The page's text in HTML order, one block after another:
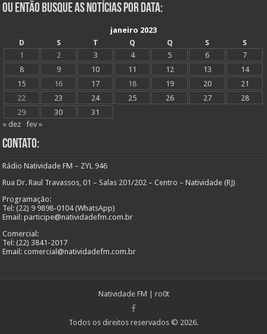
Ou Então Busque as Notícias Por Data:
janeiro 2023
D
S T Q Q S
S
1
2 3 4 5 6
7
8
9 10 11 12 13
14
15
16 17 18 19 20
21
22
23 24 25 26 27
28
29
30
31
« dez
fev »
Contato:
Rádio Natividade FM – ZYL 946
Rua Dr. Raul Travassos, 01 – Salas 201/202 – Centro – Natividade (RJ)
Programação:
Tel: (22) 9 9898-0104 (WhatsApp)
Email: participe@natividadefm.com.br
Comercial:
Tel: (22) 3841-2017
Email: comercial@natividadefm.com.br
Natividade FM ro0t
Todos os direitos reservados © 2026.